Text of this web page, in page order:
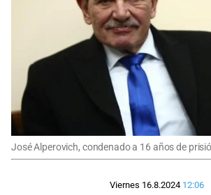
José Alperovich, condenado a 16 años de
Viernes 16.8.2024 12:06